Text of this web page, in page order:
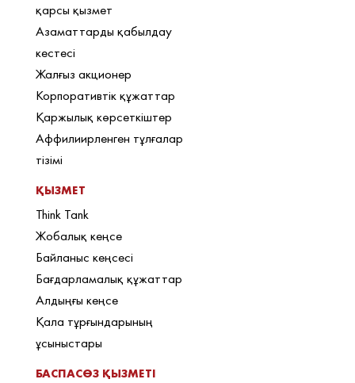
қарсы қызмет
Азаматтарды қабылдау
кестесі
Жалғыз акционер
Корпоративтік құжаттар
Қаржылық көрсеткіштер
Аффилиирленген тұлғалар
тізімі
ҚЫЗМЕТ
Think Tank
Жобалық кеңсе
Байланыс кеңсесі
Бағдарламалық құжаттар
Алдыңғы кеңсе
Қала тұрғындарының
ұсыныстары
БАСПАСӨЗ ҚЫЗМЕТІ